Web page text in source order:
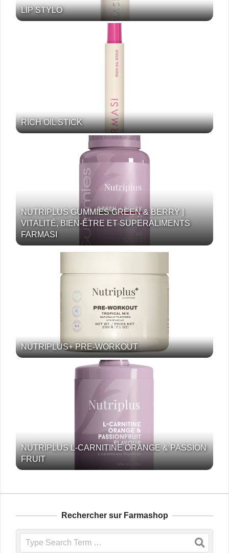
LIP STYLO
RICH OIL STICK
NUTRIPLUS GUMMIES GREEN & BERRY |
VITALITÉ, BIEN-ÊTRE ET SUPERALIMENTS
FARMASI
NUTRIPLUS+ PRE-WORKOUT
NUTRIPLUS L-CARNITINE ORANGE & PASSION
FRUIT
Rechercher sur Farmashop
Search